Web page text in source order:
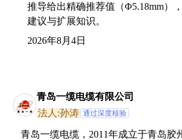
推导给出精确推荐值（Φ5.18mm）
建议与扩展知识。
2026年8月4日
青岛一缆电缆有限公司
法人:孙涛 通过深度核验
青岛一缆电缆，2011年成立于青岛胶